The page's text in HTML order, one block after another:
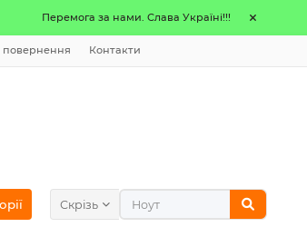
Перемога за нами. Слава Україні!!!
повернення Контакти
Скрізь